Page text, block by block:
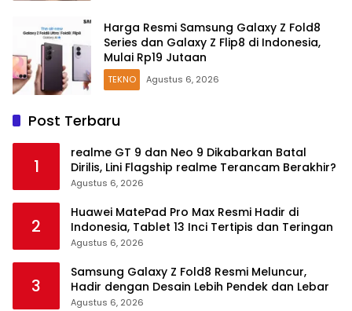
Harga Resmi Samsung Galaxy Z Fold8
Series dan Galaxy Z Flip8 di Indonesia,
Mulai Rp19 Jutaan
TEKNO Agustus 6, 2026
Post Terbaru
1
realme GT 9 dan Neo 9 Dikabarkan Batal
Dirilis, Lini Flagship realme Terancam Berakhir?
Agustus 6, 2026
2
Huawei MatePad Pro Max Resmi Hadir di
Indonesia, Tablet 13 Inci Tertipis dan Teringan
Agustus 6, 2026
3
Samsung Galaxy Z Fold8 Resmi Meluncur,
Hadir dengan Desain Lebih Pendek dan Lebar
Agustus 6, 2026